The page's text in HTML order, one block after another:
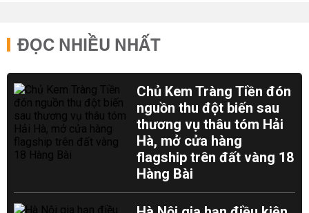
ĐỌC NHIỀU NHẤT
Chủ Kem Tràng Tiền đón
nguồn thu đột biến sau
thương vụ thâu tóm Hải
Hà, mở cửa hàng
flagship trên đất vàng 18
Hàng Bài